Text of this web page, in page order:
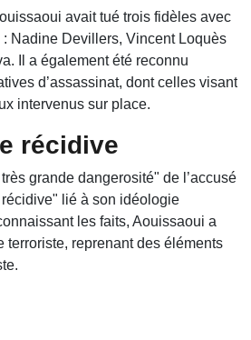
avait tué trois fidèles avec
Nadine Devillers, Vincent Loquès
Il a également été reconnu
d’assassinat, dont celles visant
intervenus sur place.
récidive
grande dangerosité" de l’accusé
lié à son idéologie
les faits, Aouissaoui a
terroriste, reprenant des éléments